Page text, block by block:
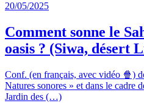
20/05/2025
Comment sonne le
oasis ? (Siwa, désert
Conf. (en français, avec vidéo 🍿)
Natures sonores » et dans le cadre
Jardin des (…)